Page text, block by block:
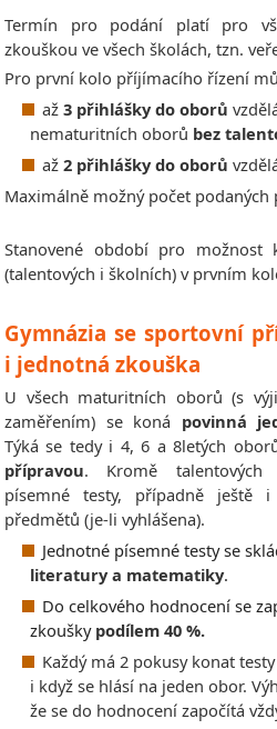
Termín pro podání platí pro
zkouškou ve všech školách, tzn.
Pro první kolo příjímacího řízení
až 3 přihlášky do oborů
nematuritních oborů bez
až 2 přihlášky do oborů
Maximálně možný počet
Stanovené období pro možnost
(talentových i školních) v prvním
Gymnázia se sportovní
i jednotná zkouška
U všech maturitních oborů (s
zaměřením) se koná povinná
Týká se tedy i 4, 6 a 8letých
přípravou. Kromě talentových
písemné testy, případně ještě
předmětů (je-li vyhlášena).
Jednotné písemné testy se
literatury a matematiky.
Do celkového hodnocení se
zkoušky podílem 40 %.
Každý má 2 pokusy konat
i když se hlásí na jeden obor.
že se do hodnocení započítá